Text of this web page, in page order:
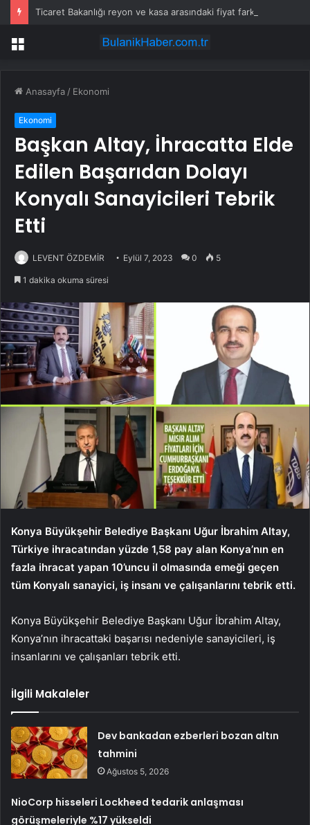
Menü
Anasayfa / Ekonomi
Ekonomi
Başkan Altay, İhracatta Elde
Edilen Başarıdan Dolayı
Konyalı Sanayicileri Tebrik
Etti
LEVENT ÖZDEMİR Eylül 7, 2023 0 5
1 dakika okuma süresi
Konya Büyükşehir Belediye Başkanı Uğur İbrahim Altay,
Türkiye ihracatından yüzde 1,58 pay alan Konya’nın en
fazla ihracat yapan 10’uncu il olmasında emeği geçen
tüm Konyalı sanayici, iş insanı ve çalışanlarını tebrik etti.
Konya Büyükşehir Belediye Başkanı Uğur İbrahim Altay,
Konya’nın ihracattaki başarısı nedeniyle sanayicileri, iş
insanlarını ve çalışanları tebrik etti.
İlgili Makaleler
Dev bankadan ezberleri bozan altın
tahmini
Ağustos 5, 2026
NioCorp hisseleri Lockheed tedarik anlaşması
görüşmeleriyle %17 yükseldi